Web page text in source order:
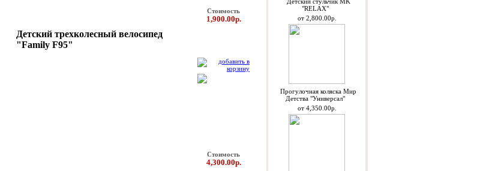
Детский трехколесный велосипед
"Family F95"
Стоимость
1,900.00р.
Стоимость
4,300.00р.
"RELAX"
от 2,800.00р.
Прогулочная коляска Мир
Детства "Универсал"
от 4,350.00р.